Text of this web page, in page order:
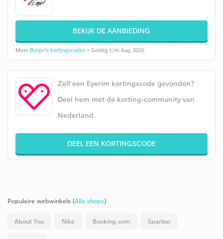
BEKIJK DE AANBIEDING
Meer Bonprix kortingscodes • Geldig t/m Aug 2026
Zelf een Eyerim kortingscode gevonden?
Deel hem met de korting-community van
Nederland.
DEEL EEN KORTINGSCODE
Populaire webwinkels (Alle shops)
About You Nike Booking.com Spartoo